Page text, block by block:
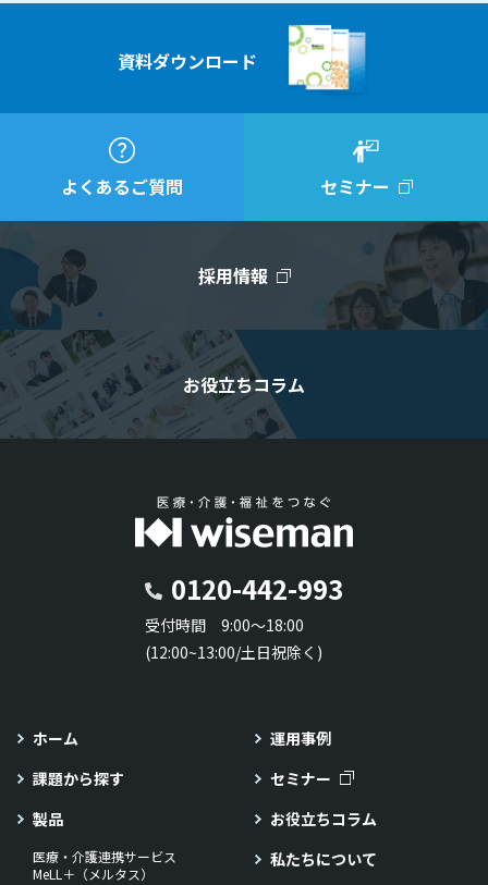
資料ダウンロード
よくあるご質問 セミナー
採用情報
お役立ちコラム
0120-442-993
受付時間 9:00～18:00
(12:00~13:00/土日祝除く)
ホーム
課題から探す
製品
医療・介護連携サービス
MeLL＋（メルタス）
運用事例
セミナー
お役立ちコラム
私たちについて